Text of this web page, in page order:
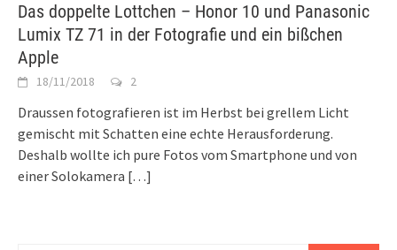
Das doppelte Lottchen – Honor 10 und Panasonic
Lumix TZ 71 in der Fotografie und ein bißchen
Apple
18/11/2018 2
Draussen fotografieren ist im Herbst bei grellem Licht
gemischt mit Schatten eine echte Herausforderung.
Deshalb wollte ich pure Fotos vom Smartphone und von
einer Solokamera […]